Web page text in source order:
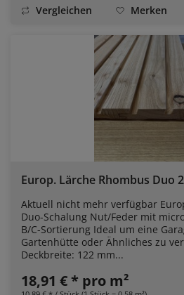
Vergleichen Merken
Europ. Lärche Rhombus Duo
Aktuell nicht mehr verfügbar
Duo-Schalung Nut/Feder mit
B/C-Sortierung Ideal um eine
Gartenhütte oder Ähnliches zu
Deckbreite: 122 mm...
18,91 € * pro m²